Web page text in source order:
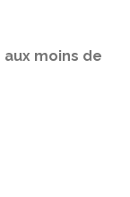
moins de